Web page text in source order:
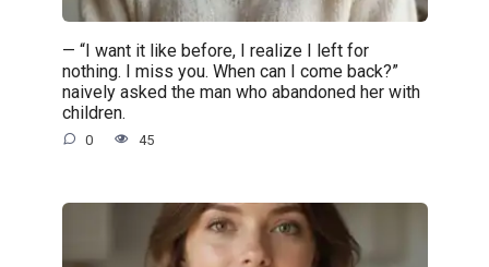
— “I want it like before, I realize I left for
nothing. I miss you. When can I come back?”
naively asked the man who abandoned her with
children.
0 45